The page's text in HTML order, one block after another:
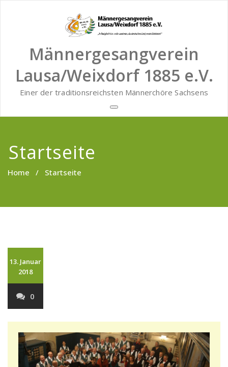
Männergesangverein
Lausa/Weixdorf 1885 e.V.
Einer der traditionsreichsten Männerchöre Sachsens
Startseite
Home / Startseite
13. Januar
2018
0